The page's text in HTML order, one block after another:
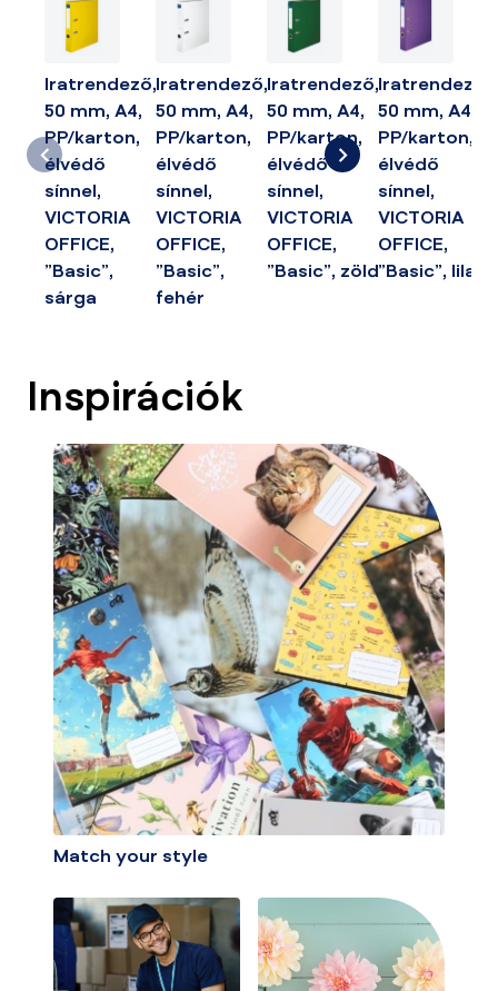
Iratrendező,
50 mm, A4,
PP/karton,
élvédő
sínnel,
VICTORIA
OFFICE,
"Basic",
sárga
Iratrendező,
50 mm, A4,
PP/karton,
élvédő
sínnel,
VICTORIA
OFFICE,
"Basic",
fehér
Iratrendező,
50 mm, A4,
PP/karton,
élvédő
sínnel,
VICTORIA
OFFICE,
"Basic", zöld
Iratrendező,
50 mm, A4,
PP/karton,
élvédő
sínnel,
VICTORIA
OFFICE,
"Basic", lila
Inspirációk
Match your style